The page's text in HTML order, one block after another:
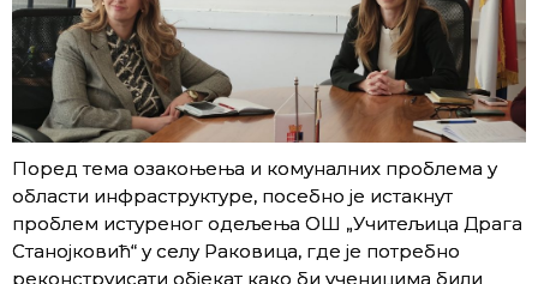
Поред тема озакоњења и комуналних проблема у
области инфраструктуре, посебно је истакнут
проблем истуреног одељења ОШ „Учитељица Драга
Станојковић“ у селу Раковица, где је потребно
реконструисати објекат како би ученицима били